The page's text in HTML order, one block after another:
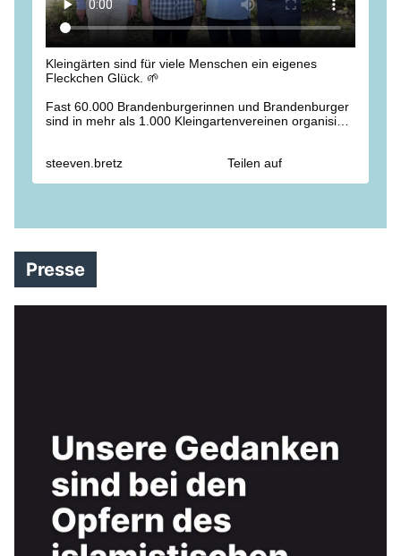
Kleingärten sind für viele Menschen ein eigenes
Fleckchen Glück. 🌱
Fast 60.000 Brandenburgerinnen und Brandenburger
sind in mehr als 1.000 Kleingartenvereinen organisiert.
Vielen Dank für das offene und konstruktive Gespräch.
Wir werden die Anliegen der Kleingärtnerinnen und
steeven.bretz Teilen auf
Presse